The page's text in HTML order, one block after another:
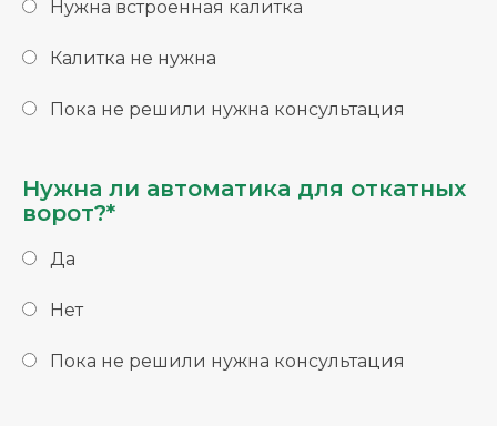
Нужна встроенная калитка
Калитка не нужна
Пока не решили нужна консультация
Нужна ли автоматика для откатных
ворот?*
Да
Нет
Пока не решили нужна консультация